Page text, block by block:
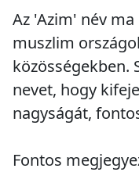
Az 'Azim' név
muszlim
közösségekben.
nevet, hogy
nagyságát,
Fontos